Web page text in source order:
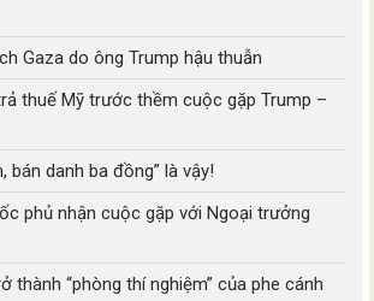
Gaza do ông Trump hậu thuẫn
thuế Mỹ trước thềm cuộc gặp Trump –
bán danh ba đồng” là vậy!
phủ nhận cuộc gặp với Ngoại trưởng
thành “phòng thí nghiệm” của phe cánh